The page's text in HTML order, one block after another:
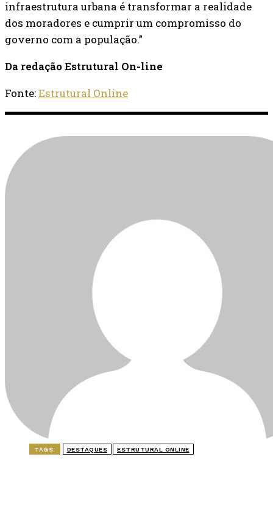
infraestrutura urbana é transformar a realidade
dos moradores e cumprir um compromisso do
governo com a população.”
Da redação Estrutural On-line
Fonte:Estrutural Online
TAGS: DESTAQUES ESTRUTURAL ONLINE